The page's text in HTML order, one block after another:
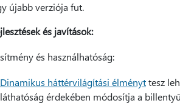
újabb verziója fut.
és javítások:
és használhatóság:
Dinamikus háttérvilágítási élményttesz
láthatóság érdekében módosítja a